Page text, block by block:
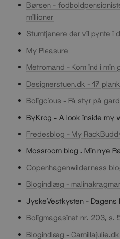
Børsen -
millioner
Stumtjenere der vil pynte i
My Pleasure
Metromand - Kom ind i min
Designerstuen.dk - 17
Boligcious - Få styr på
ByKrog - A look inside my
Fredesblog - My
Mossroom blog . Min nye
Copenhagenwilderness
Blogindlæg -
JyskeVestkysten -
Boligmagasinet nr. 203, s.
Blogindlæg -